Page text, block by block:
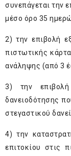
συνεπάγεται την
μέσο όρο 35
2) την επιβολή
πιστωτικής
ανάληψης (από 3
3) την
δανειοδότησης
στεγαστικού
4) την
επιτοκίου στις